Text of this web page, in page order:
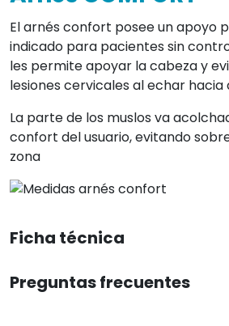
El arnés confort posee un apoyo
indicado para pacientes sin
les permite apoyar la cabeza y
lesiones cervicales al echar hacia
La parte de los muslos va
confort del usuario, evitando
zona
Ficha técnica
Preguntas frecuentes